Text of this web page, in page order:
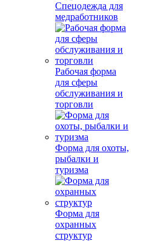
Спецодежда для
медработников
Рабочая форма
для сферы
обслуживания и
торговли
Форма для охоты,
рыбалки и
туризма
Форма для
охранных
структур